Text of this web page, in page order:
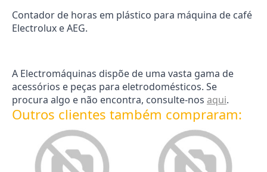
Contador de horas em plástico para máquina de café
Electrolux e AEG.
A Electromáquinas dispõe de uma vasta gama de
acessórios e peças para eletrodomésticos. Se
procura algo e não encontra, consulte-nos aqui.
Outros clientes também compraram: